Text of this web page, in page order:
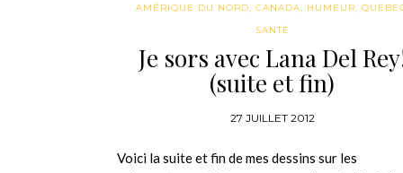
AMÉRIQUE DU NORD, CANADA, HUMEUR,
SANTÉ
Je sors avec Lana Del
(suite et fin)
27 JUILLET 2012
Voici la suite et fin de mes dessins sur les